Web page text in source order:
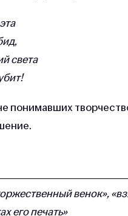
света
понимавших
венок»,
его печать»